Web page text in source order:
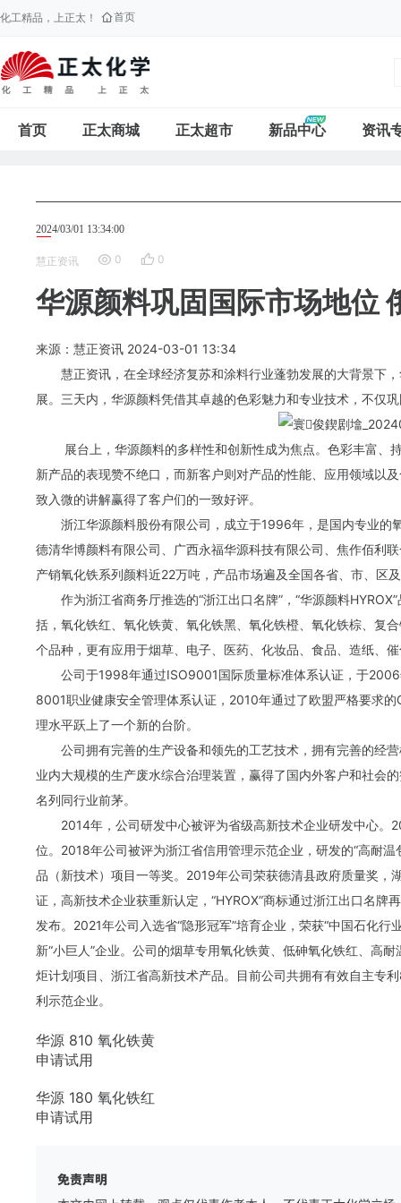
化工精品，上正太！ 首页
首页 正太商城 正太超市 新品中心 资讯
2024/03/01 13:34:00
慧正资讯 0 0
华源颜料巩固国际市场地位
来源：慧正资讯 2024-03-01 13:34
慧正资讯，在全球经济复苏和涂料行业蓬勃发展的大背景下
展。三天内，华源颜料凭借其卓越的色彩魅力和专业技术，不仅
展台上，华源颜料的多样性和创新性成为焦点。色彩丰富
新产品的表现赞不绝口，而新客户则对产品的性能、应用领域以
致入微的讲解赢得了客户们的一致好评。
浙江华源颜料股份有限公司，成立于1996年，是国内专业的
德清华博颜料有限公司、广西永福华源科技有限公司、焦作佰利
产销氧化铁系列颜料近22万吨，产品市场遍及全国各省、市、区
作为浙江省商务厅推选的“浙江出口名牌”，“华源颜料
括， 氧化铁红 氧化铁黄 氧化铁黑 氧化铁橙 氧化铁棕
复
个品种，更有应用于烟草、电子、医药、化妆品、食品、造纸、
公司于1998年通过ISO9001国际质量标准体系认证，于
8001职业健康安全管理体系认证，2010年通过了欧盟严格要求
理水平跃上了一个新的台阶。
公司拥有完善的生产设备和领先的工艺技术，拥有完善的经
业内大规模的生产废水综合治理装置，赢得了国内外客户和社会
名列同行业前茅。
2014年，公司研发中心被评为省级高新技术企业研发中心
位。2018年公司被评为浙江省信用管理示范企业，研发的“高耐
品（新技术）项目一等奖。2019年公司荣获德清县政府质量奖
证，高新技术企业获重新认定，“HYROX”商标通过浙江出口名牌
发布。2021年公司入选省“隐形冠军”培育企业，荣获“中国石化
新“小巨人”企业。公司的烟草专用氧化铁黄、低砷氧化铁红、高
炬计划项目、浙江省高新技术产品。目前公司共拥有有效自主专
利示范企业。
华源 810 氧化铁黄
申请试用
华源 180 氧化铁红
申请试用